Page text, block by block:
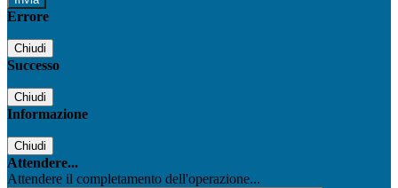
Errore
Chiudi
Successo
Chiudi
Informazione
Chiudi
Attendere...
Attendere il completamento dell'operazione...